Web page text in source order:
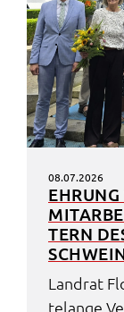
08.07.2026
TERN
Land­rat
te­lan­ge